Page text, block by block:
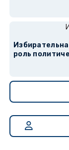
роль